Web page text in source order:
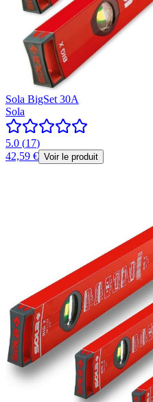
Sola BigSet 30A
Sola
5.0 (17)
42,59 € Voir le produit